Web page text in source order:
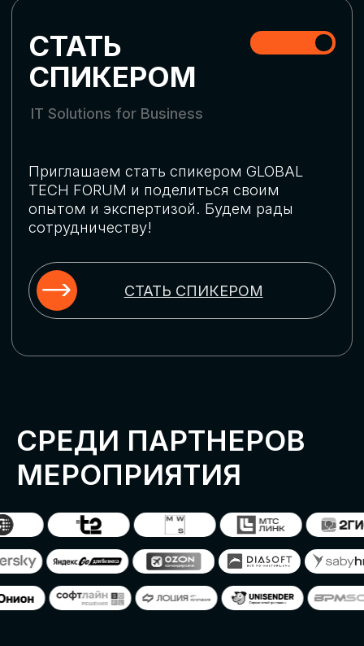
ОСТАВИТЬ
ЗАЯВКУ
Оставьте заявку, наши менеджеры